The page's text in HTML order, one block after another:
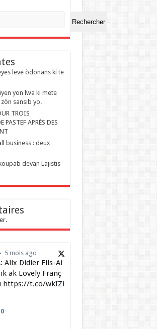
Rechercher
leve òdonans ki te
yon lwa ki mete
sansib yo.
TROIS
PASTEF APRÈS DES
business : deux
devan Lajistis
5 mois ago
Alix Didier Fils-Ai
ak Lovely Franç
https://t.co/wkIZi
0